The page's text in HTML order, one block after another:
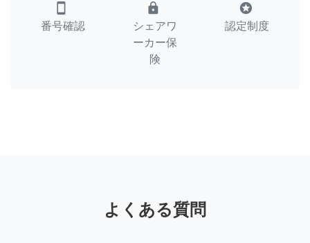
smartphone
番号確認
lock
シェアワ
ーカー保
険
stars
認定制度
よくある質問